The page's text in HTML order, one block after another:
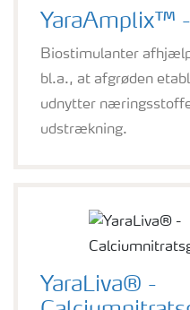
YaraAmplix™
Biostimulanter
bl.a., at afgrøden
udnytter
udstrækning.
YaraLiva® -